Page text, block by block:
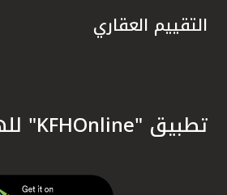
التقييم العقاري
تطبيق "KFHOnline" للهواتف الذكية